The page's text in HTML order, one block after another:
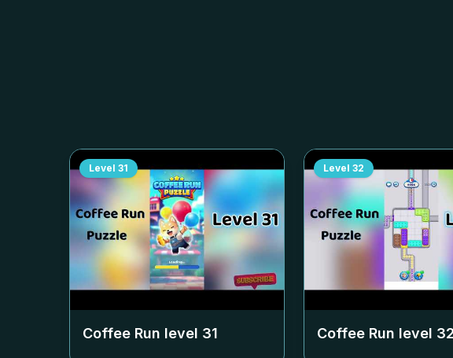
Level 31
Coffee Run level 31
Level 32
Coffee Run level 32